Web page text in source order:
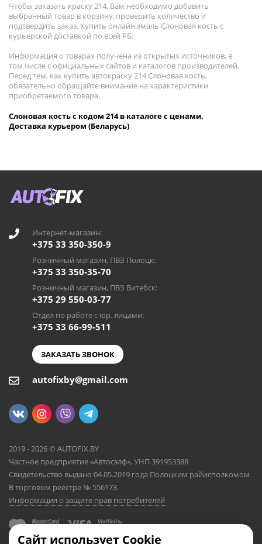
Чтобы заказать краску 214, Вам необходимо добавить
выбранный товар в корзину, проверить количество и
подтвердить заказ. Купить онлайн эмаль Слоновая кость с
курьерской доставкой по всей РБ.
Информация о товарах получена из открытых источников, в
том числе с официальных сайтов и каталогов производителей.
Перед тем, как купить автокраску 214 Слоновая кость,
обязательно обращайте внимание на характеристики
приобретаемого товара.
Слоновая кость с кодом 214 в каталоге с ценами.
Доставка курьером (Беларусь)
Интернет-магазин:
+375 33 350-350-9
Розничный магазин, ПВЗ Полоцк:
+375 33 350-35-70
Розничный магазин, ПВЗ Витебск:
+375 29 550-03-77
Отдел по работе с юр. лицами:
+375 33 66-99-511
ЗАКАЗАТЬ ЗВОНОК
autofixby@gmail.com
2019 - 2026 © AUTOFIX.BY
Частное предприятие «Автосэлф», УНП 391953388
Свидетельство выдано 04.05.2019 года Полоцким райисполкомом
В торговом реестре № 556173
Информация о защите прав потребителей
Сайт использует Cookie